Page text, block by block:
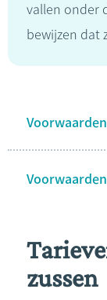
vallen onder
bewijzen dat
zussen